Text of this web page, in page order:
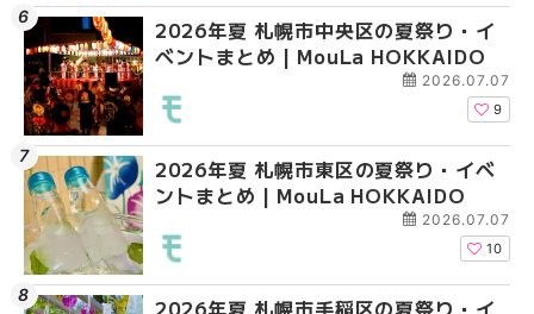
2026年夏 札幌市中央区の夏祭り・イ
ベントまとめ | MouLa HOKKAIDO
2026.07.07
9
2026年夏 札幌市東区の夏祭り・イベ
ントまとめ | MouLa HOKKAIDO
2026.07.07
10
2026年夏 札幌市清田
ベントまとめ |
2026年夏 札幌市手稲
ベントまとめ |
2026年夏 札幌市手稲
ベントまとめ |
2026年夏 札幌市豊平
ベントまとめ |